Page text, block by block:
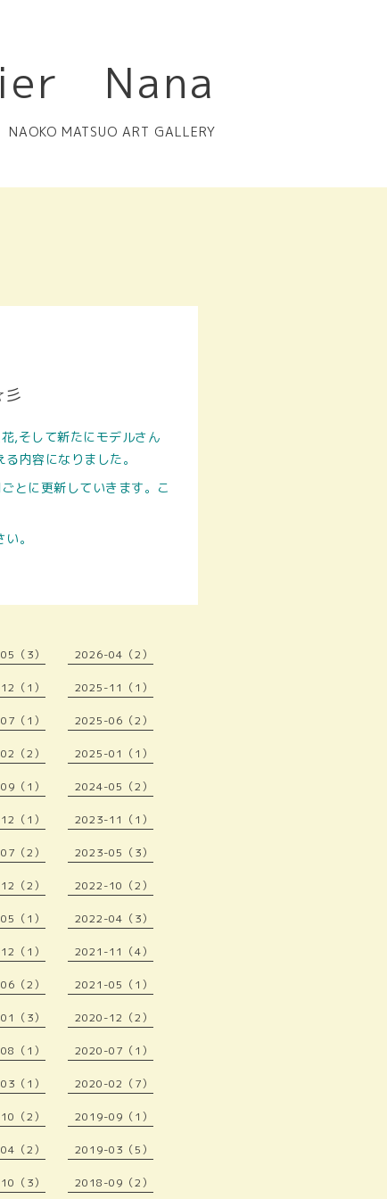
Nana
NAOKO MATSUO ART GALLERY
,そして新たにモデルさん
内容になりました。
とに更新していきます。こ
。
（3） 2026-04（2）
（1） 2025-11（1）
（1） 2025-06（2）
（2） 2025-01（1）
（1） 2024-05（2）
（1） 2023-11（1）
（2） 2023-05（3）
（2） 2022-10（2）
（1） 2022-04（3）
（1） 2021-11（4）
（2） 2021-05（1）
（3） 2020-12（2）
（1） 2020-07（1）
（1） 2020-02（7）
（2） 2019-09（1）
（2） 2019-03（5）
（3） 2018-09（2）